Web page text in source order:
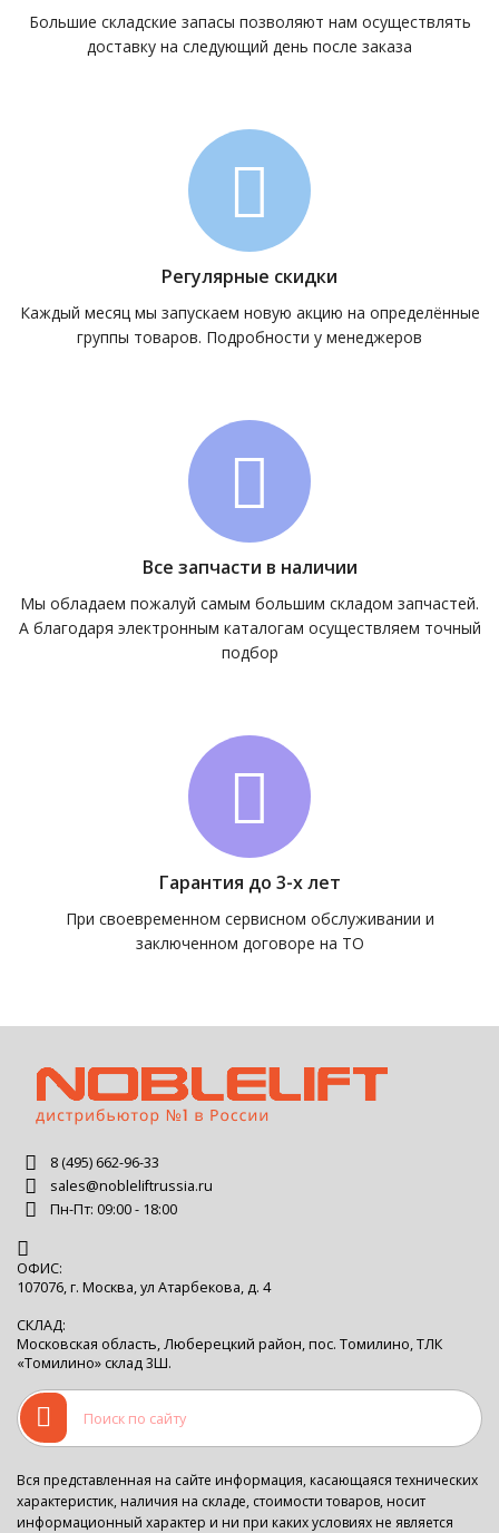
Большие складские запасы позволяют нам осуществлять
доставку на следующий день после заказа
Регулярные скидки
Каждый месяц мы запускаем новую акцию на определённые
группы товаров. Подробности у менеджеров
Все запчасти в наличии
Мы обладаем пожалуй самым большим складом запчастей.
А благодаря электронным каталогам осуществляем точный
подбор
Гарантия до 3-х лет
При своевременном сервисном обслуживании и
заключенном договоре на ТО
8 (495) 662-96-33
sales@nobleliftrussia.ru
Пн-Пт: 09:00 - 18:00
ОФИС:
107076, г. Москва, ул Атарбекова, д. 4
СКЛАД:
Московская область, Люберецкий район, пос. Томилино, ТЛК
«Томилино» склад 3Ш.
Вся представленная на сайте информация, касающаяся технических
характеристик, наличия на складе, стоимости товаров, носит
информационный характер и ни при каких условиях не является